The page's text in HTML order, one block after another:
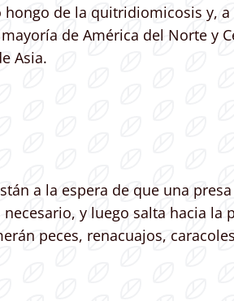
de la quitridiomicosis y,
de América del Norte y
Asia.
a la espera de que una
y luego salta hacia
peces, renacuajos,